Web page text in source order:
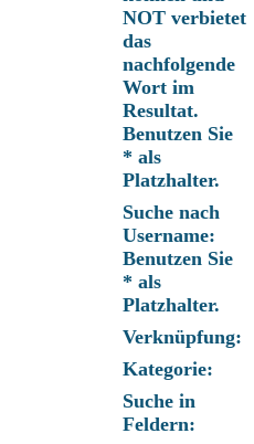
NOT verbietet
das
nachfolgende
Wort im
Resultat.
Benutzen Sie
* als
Platzhalter.
Suche nach
Username:
Benutzen Sie
* als
Platzhalter.
Verknüpfung:
Kategorie:
Suche in
Feldern: